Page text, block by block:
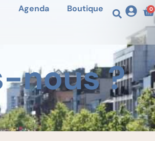
Agenda Boutique 0
nous ?